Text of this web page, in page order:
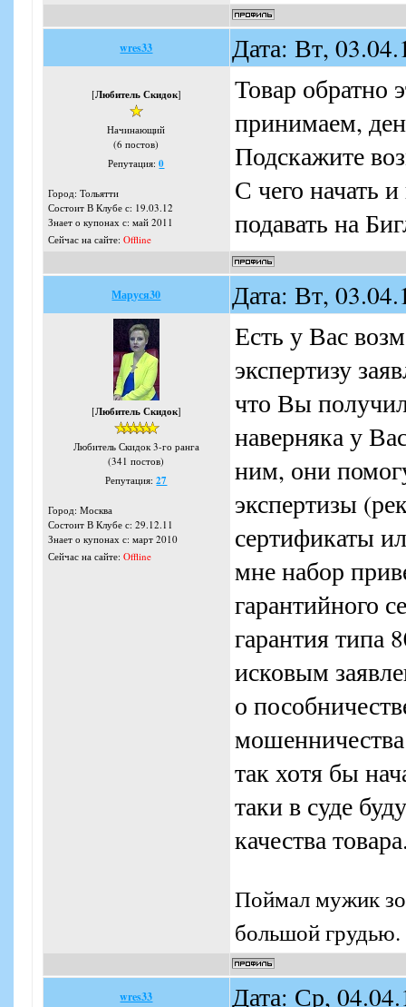
wres33 Дата: Вт,
[Любитель Скидок]
Начинающий
(6 постов)
Репутация:0
Город: Тольятти
Состоит В Клубе с: 19.03.12
Знает о купонах с: май 2011
Сейчас на сайте: Offline
Товар обратно
принимаем,
Подскажите
С чего начать
подавать на
Маруся30 Дата: Вт,
[Любитель Скидок]
Любитель Скидок 3-го ранга
(341 постов)
Репутация:27
Город: Москва
Состоит В Клубе с: 29.12.11
Знает о купонах с: март 2010
Сейчас на сайте: Offline
Есть у Вас
экспертизу
что Вы
наверняка у
ним, они
экспертизы
сертификаты
мне набор
гарантийного
гарантия типа
исковым
о
так хотя бы
таки в суде
качества
Поймал мужик
большой грудью.
wres33 Дата: Ср,